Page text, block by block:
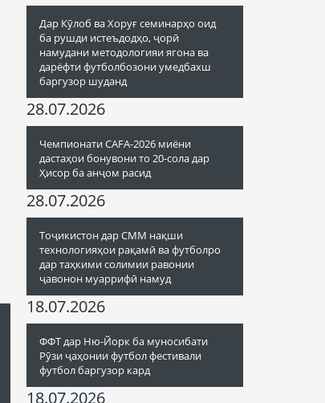
Дар Кӯлоб ва Хоруғ семинарҳо оид
ба рушди истеъдодҳо, ҷорӣ
намудани методологияи ягона ва
дарёфти футболбозони умедбахш
баргузор шуданд
28.07.2026
Чемпионати CAFA-2026 миёни
дастаҳои бонувони то 20-сола дар
Ҳисор ба анҷом расид
28.07.2026
Тоҷикистон дар СММ нақши
технологияҳои рақамӣ ва футболро
дар таҳкими солимии равонии
ҷавонон муаррифӣ намуд
18.07.2026
ФФТ дар Ню-Йорк ба муносибати
Рӯзи ҷаҳонии футбол фестивали
футбол баргузор кард
18.07.2026